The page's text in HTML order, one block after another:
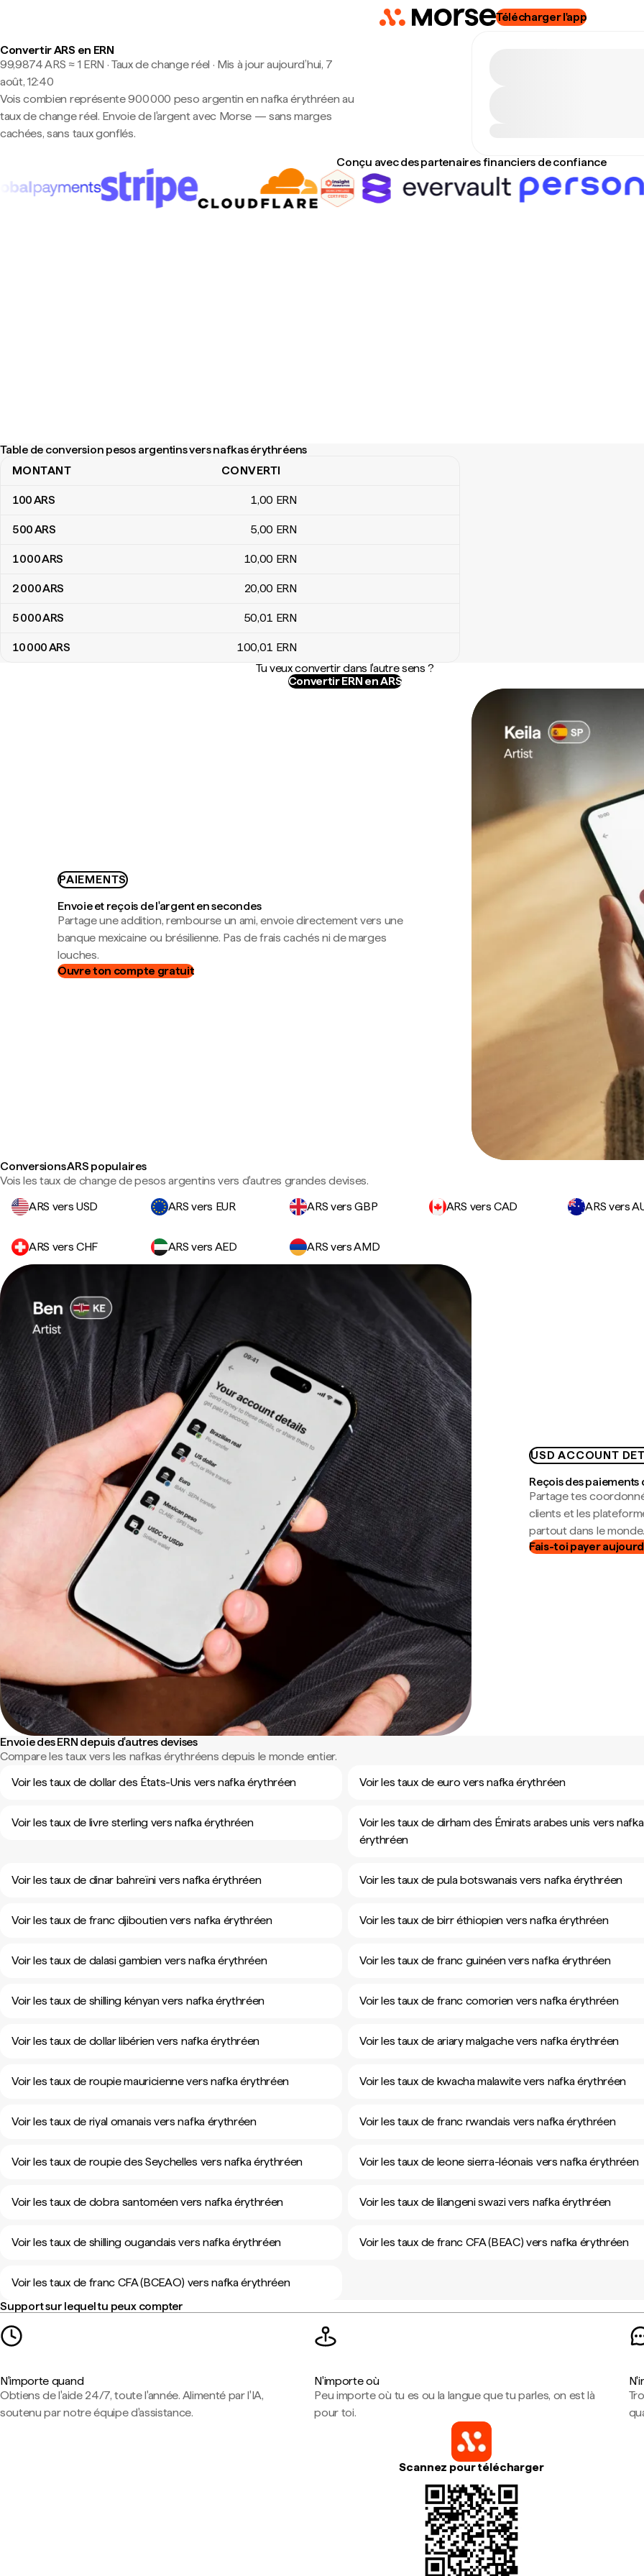
Télécharger l'app
Convertir ARS en ERN
99,9874 ARS ≈ 1 ERN · Taux de change réel · Mis à jour aujourd’hui, 7
août, 12:40
Vois combien représente 900 000 peso argentin en nafka érythréen au
taux de change réel. Envoie de l'argent avec Morse — sans marges
cachées, sans taux gonflés.
Conçu avec des partenaires financiers de confiance
Table de conversion pesos argentins vers nafkas érythréens
Table de conversion pesos argentins vers nafkas érythréens
MONTANT CONVERTI
100ARS 1,00 ERN
500ARS 5,00 ERN
1 000ARS 10,00 ERN
2 000ARS 20,00 ERN
5 000ARS 50,01 ERN
10 000ARS 100,01 ERN
Tu veux convertir dans l'autre sens ?
Convertir ERN en ARS
PAIEMENTS
Envoie et reçois de l'argent en secondes
Partage une addition, rembourse un ami, envoie directement vers une
banque mexicaine ou brésilienne. Pas de frais cachés ni de marges
louches.
Ouvre ton compte gratuit
Conversions ARS populaires
Vois les taux de change de pesos argentins vers d'autres grandes devises.
ARS vers USD
ARS vers EUR ARS vers GBP ARS vers CAD ARS vers
ARS vers CHF ARS vers AED ARS vers AMD
USD ACCOUNT
Reçois des
Partage tes
clients et les
partout dans le monde.
Fais-toi payer
Envoie des ERN depuis d'autres devises
Compare les taux vers les nafkas érythréens depuis le monde entier.
Voir les taux de dollar des États-Unis vers nafka érythréen
Voir les taux de euro vers nafka érythréen
Voir les taux de livre sterling vers nafka érythréen
Voir les taux de dirham des Émirats arabes unis vers nafka
érythréen
Voir les taux de dinar bahreïni vers nafka érythréen Voir les taux de pula botswanais vers nafka érythréen
Voir les taux de franc djiboutien vers nafka érythréen Voir les taux de birr éthiopien vers nafka érythréen
Voir les taux de dalasi gambien vers nafka érythréen Voir les taux de franc guinéen vers nafka érythréen
Voir les taux de shilling kényan vers nafka érythréen Voir les taux de franc comorien vers nafka érythréen
Voir les taux de dollar libérien vers nafka érythréen Voir les taux de ariary malgache vers nafka érythréen
Voir les taux de roupie mauricienne vers nafka érythréen Voir les taux de kwacha malawite vers nafka érythréen
Voir les taux de riyal omanais vers nafka érythréen Voir les taux de franc rwandais vers nafka érythréen
Voir les taux de roupie des Seychelles vers nafka érythréen Voir les taux de leone sierra-léonais vers nafka érythréen
Voir les taux de dobra santoméen vers nafka érythréen Voir les taux de lilangeni swazi vers nafka érythréen
Voir les taux de shilling ougandais vers nafka érythréen Voir les taux de franc CFA (BEAC) vers nafka érythréen
Voir les taux de franc CFA (BCEAO) vers nafka érythréen
Support sur lequel tu peux compter
N'importe quand
Obtiens de l'aide 24/7, toute l'année. Alimenté par l'IA,
soutenu par notre équipe d'assistance.
N'importe où
Peu importe où tu es ou la langue que tu parles, on est là
pour toi.
Scannez pour télécharger